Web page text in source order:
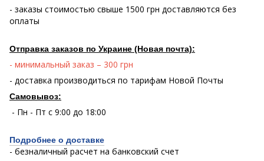
- заказы стоимостью свыше 1500 грн доставляются без
оплаты
Отправка заказов по Украине (Новая почта):
- минимальный заказ – 300 грн
- доставка производиться по тарифам Новой Почты
Самовывоз:
- Пн - Пт с 9:00 до 18:00
Подробнее о доставке
- безналичный расчет на банковский счет